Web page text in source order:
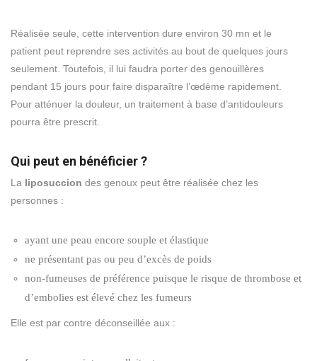
Réalisée seule, cette intervention dure environ 30 mn et le
patient peut reprendre ses activités au bout de quelques jours
seulement. Toutefois, il lui faudra porter des genouillères
pendant 15 jours pour faire disparaître l’œdème rapidement.
Pour atténuer la douleur, un traitement à base d’antidouleurs
pourra être prescrit.
Qui peut en bénéficier ?
La liposuccion des genoux peut être réalisée chez les
personnes :
ayant une peau encore souple et élastique
ne présentant pas ou peu d’excès de poids
non-fumeuses de préférence puisque le risque de thrombose et
d’embolies est élevé chez les fumeurs
Elle est par contre déconseillée aux :